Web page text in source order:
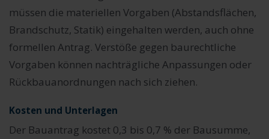
müssen die materiellen Vorgaben (Abstandsflächen,
Brandschutz, Statik) eingehalten werden, auch ohne
formellen Antrag. Verstöße gegen baurechtliche
Vorgaben können nachträgliche Anpassungen oder
Rückbauanordnungen nach sich ziehen.
Kosten und Unterlagen
Der Bauantrag kostet 0,3 bis 0,7 % der Bausumme,